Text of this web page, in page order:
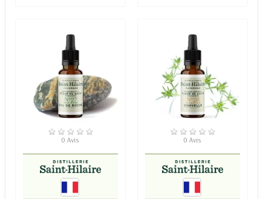
EN STOCK
0 Avis
EN STOCK
0 Avis